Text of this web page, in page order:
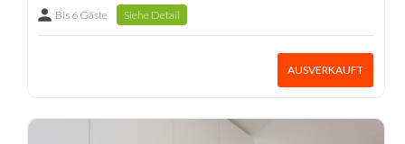
Bis 6 Gäste Siehe Detail
AUSVERKAUFT